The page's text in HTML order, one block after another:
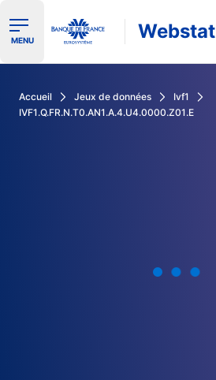
Ouvrir le menu de navigation
MENU Webstat
Accueil Jeux de données
Ivf1
IVF1.Q.FR.N.T0.AN1.A.4.U4.0000.Z01.E